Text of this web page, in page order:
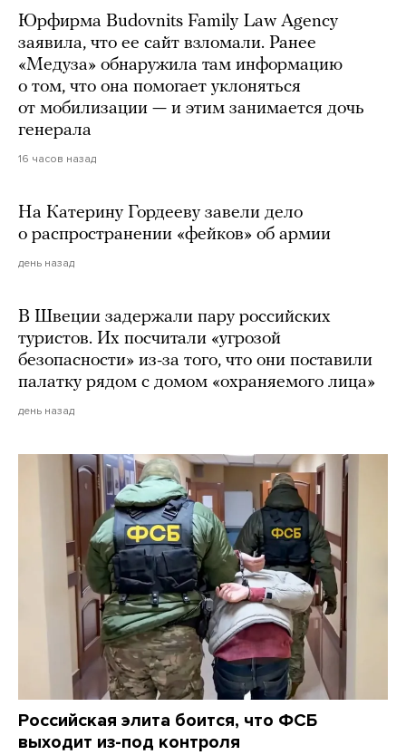
Юрфирма Budovnits Family Law Agency
заявила, что ее сайт взломали. Ранее
«Медуза» обнаружила там информацию
о том, что она помогает уклоняться
от мобилизации — и этим занимается дочь
генерала
16 часов назад
На Катерину Гордееву завели дело
о распространении «фейков» об армии
день назад
В Швеции задержали пару российских
туристов. Их посчитали «угрозой
безопасности» из-за того, что они поставили
палатку рядом с домом «охраняемого лица»
день назад
Российская элита боится, что ФСБ
выходит из-под контроля